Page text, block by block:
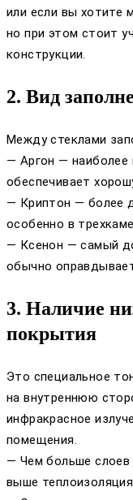
или если вы хотите
но при этом стоит
конструкции.
2. Вид
Между стеклами
— Аргон — наиболее
обеспечивает
— Криптон — более
особенно в
— Ксенон — самый
обычно
3. Наличие
покрытия
Это специальное
на внутреннюю
инфракрасное
помещения.
— Чем больше слоев
выше